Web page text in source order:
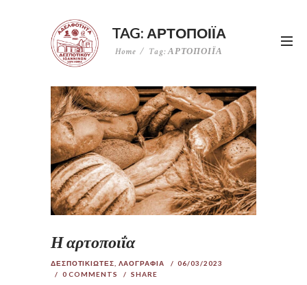
TAG: ΑΡΤΟΠΟΙΪΑ
Home Tag: ΑΡΤΟΠΟΙΪΑ
Η αρτοποιΐα
ΔΕΣΠΟΤΙΚΙΩΤΕΣ ΛΑΟΓΡΑΦΙΑ
06/03/2023
0 COMMENTS SHARE